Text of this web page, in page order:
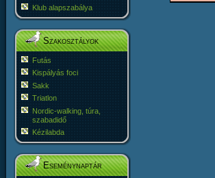
Klub alapszabálya
Szakosztályok
Futás
Kispályás foci
Sakk
Triatlon
Nordic-walking, túra,
szabadidő
Kézilabda
Eseménynaptár